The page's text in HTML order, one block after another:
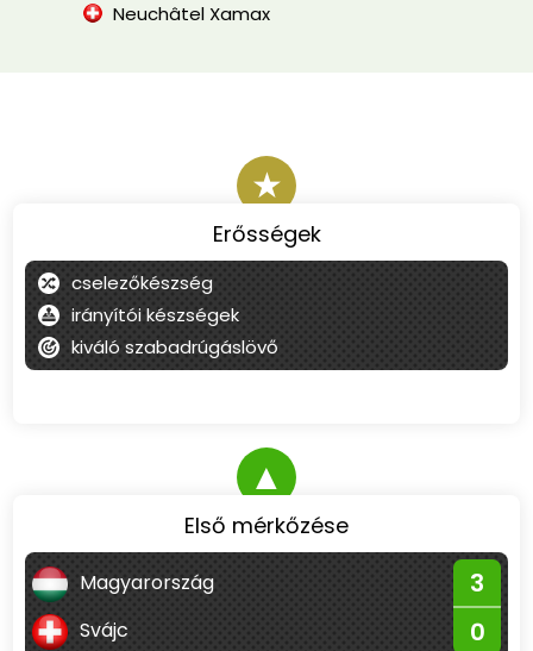
Neuchâtel Xamax
★
Erősségek
cselezőkészség
irányítói készségek
kiváló szabadrúgáslövő
▲
Első mérkőzése
Magyarország 3
Svájc 0